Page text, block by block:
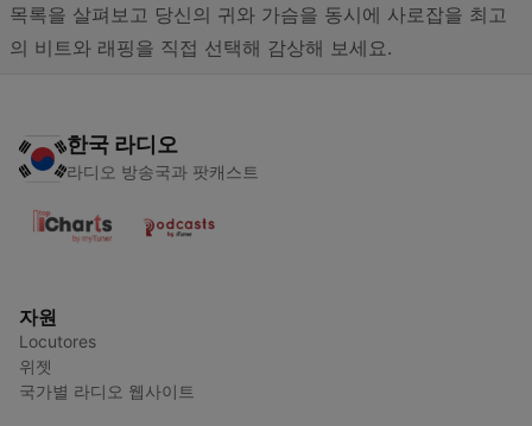
목록을 살펴보고 당신의 귀와 가슴을 동시에 사로잡을 최고
의 비트와 래핑을 직접 선택해 감상해 보세요.
한국 라디오
라디오 방송국과 팟캐스트
자원
Locutores
위젯
국가별 라디오 웹사이트